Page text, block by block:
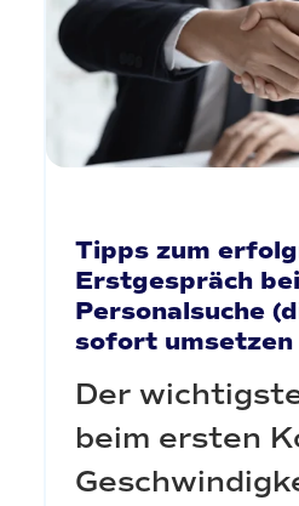
Tipps zum
Erstgespräch
Personalsuche
sofort umsetzen
Der
beim ersten